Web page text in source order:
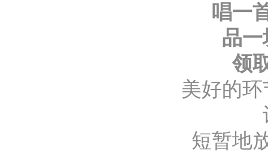
唱一
品
领
美好的
短暂地